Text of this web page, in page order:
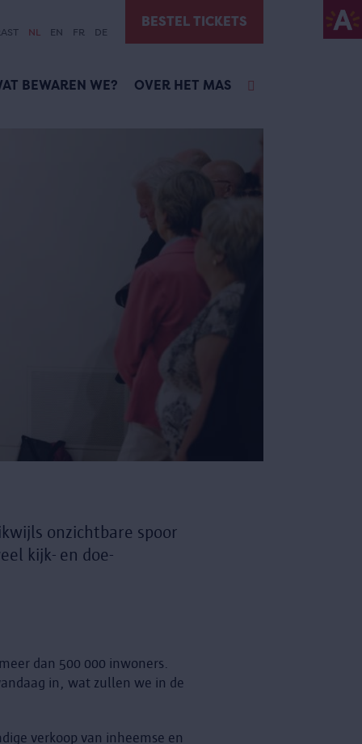
NL EN FR DE
BESTEL TICKETS
BEWAREN WE? OVER HET MAS
onzichtbare spoor
kijk- en doe-
dan 500 000 inwoners.
in, wat zullen we in de
verkoop van inheemse en